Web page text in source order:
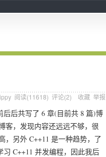
阅读(11618) 评论(2) 收藏 举报
后后共写了 6 章(目前共 8 篇)博
客，发现内容还远远不够，很
，另外 C++11 是一种趋势，了
C++11 并发编程，因此我后